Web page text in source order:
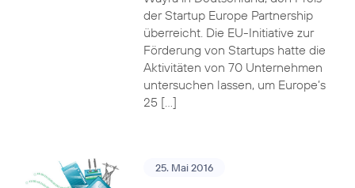
der Startup Europe Partnership
überreicht. Die EU-Initiative zur
Förderung von Startups hatte die
Aktivitäten von 70 Unternehmen
untersuchen lassen, um Europe’s
25 […]
25. Mai 2016